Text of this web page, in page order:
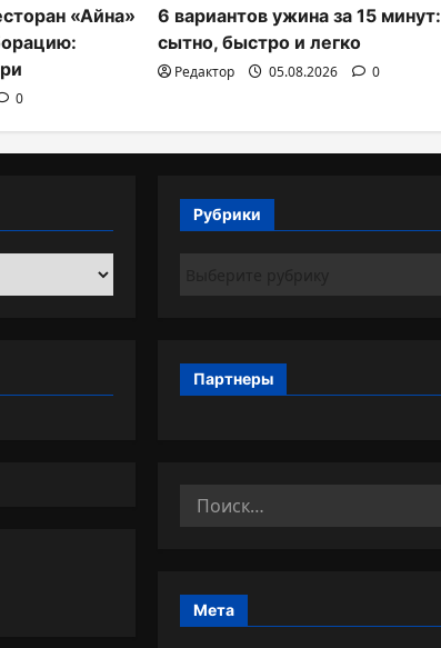
«Айна»
0
6 вариантов ужина за 15 минут:
сытно, быстро и легко
Редактор 05.08.2026 0
Рубрики
Партнеры
Найти:
Мета